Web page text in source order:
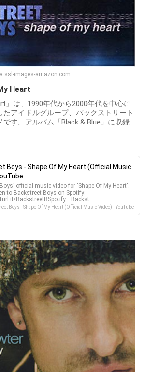
images-amazon.com
Heart
」は、1990年代から2000年代を中心に
アイドルグループ、バックストリート
す。アルバム「Black & Blue」に収録
Boys - Shape Of My Heart (Official Music
official music video for 'Shape Of My Heart'.
to Backstreet Boys on Spotify:
BackstreetBSpotify... Backst...
Boys - Shape Of My Heart (Official Music Video) - YouTube